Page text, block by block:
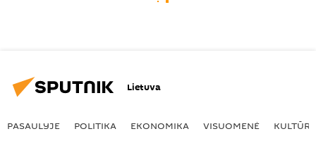
Lietuva
PASAULYJE POLITIKA EKONOMIKA VISUOMENĖ KULTŪRA